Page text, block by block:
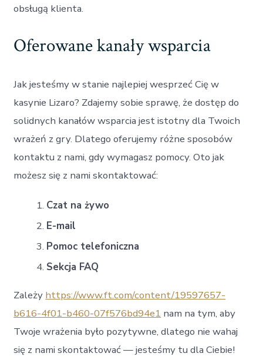
obsługą klienta.
Oferowane kanały wsparcia
Jak jesteśmy w stanie najlepiej wesprzeć Cię w
kasynie Lizaro? Zdajemy sobie sprawę, że dostęp do
solidnych kanałów wsparcia jest istotny dla Twoich
wrażeń z gry. Dlatego oferujemy różne sposobów
kontaktu z nami, gdy wymagasz pomocy. Oto jak
możesz się z nami skontaktować:
Czat na żywo
E-mail
Pomoc telefoniczna
Sekcja FAQ
Zależy https://www.ft.com/content/19597657-
b616-4f01-b460-07f576bd94e1 nam na tym, aby
Twoje wrażenia było pozytywne, dlatego nie wahaj
się z nami skontaktować — jesteśmy tu dla Ciebie!